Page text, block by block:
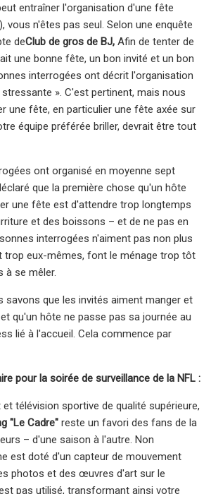
entraîner l'organisation d'une fête
vous n'êtes pas seul. Selon une enquête
deClub de gros de BJ, Afin de tenter de
une bonne fête, un bon invité et un bon
interrogées ont décrit l'organisation
». C'est pertinent, mais nous
une fête, en particulier une fête axée sur
équipe préférée briller, devrait être tout
ont organisé en moyenne sept
que la première chose qu'un hôte
une fête est d'attendre trop longtemps
et des boissons – et de ne pas en
interrogées n'aiment pas non plus
trop eux-mêmes, font le ménage trop tôt
à se mêler.
savons que les invités aiment manger et
qu'un hôte ne passe pas sa journée au
lié à l'accueil. Cela commence par
pour la soirée de surveillance de la NFL :
télévision sportive de qualité supérieure,
"Le Cadre" reste un favori des fans de la
– d'une saison à l'autre. Non
est doté d'un capteur de mouvement
photos et des œuvres d'art sur le
pas utilisé, transformant ainsi votre